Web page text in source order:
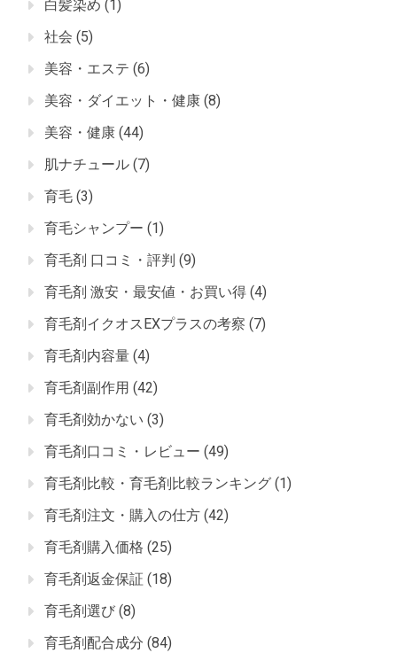
白髪染め (1)
社会 (5)
美容・エステ (6)
美容・ダイエット・健康 (8)
美容・健康 (44)
肌ナチュール (7)
育毛 (3)
育毛シャンプー (1)
育毛剤 口コミ・評判 (9)
育毛剤 激安・最安値・お買い得 (4)
育毛剤イクオスEXプラスの考察 (7)
育毛剤内容量 (4)
育毛剤副作用 (42)
育毛剤効かない (3)
育毛剤口コミ・レビュー (49)
育毛剤比較・育毛剤比較ランキング (1)
育毛剤注文・購入の仕方 (42)
育毛剤購入価格 (25)
育毛剤返金保証 (18)
育毛剤選び (8)
育毛剤配合成分 (84)